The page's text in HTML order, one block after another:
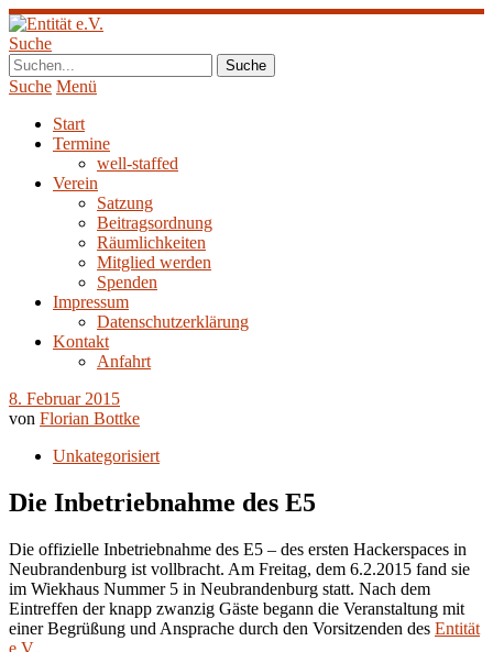
Suche
Suche Menü
Start
Termine
well-staffed
Verein
Satzung
Beitragsordnung
Räumlichkeiten
Mitglied werden
Spenden
Impressum
Datenschutzerklärung
Kontakt
Anfahrt
8. Februar 2015
von Florian Bottke
Unkategorisiert
Die Inbetriebnahme des E5
Die offizielle Inbetriebnahme des E5 – des ersten Hackerspaces in
Neubrandenburg ist vollbracht. Am Freitag, dem 6.2.2015 fand sie
im Wiekhaus Nummer 5 in Neubrandenburg statt. Nach dem
Eintreffen der knapp zwanzig Gäste begann die Veranstaltung mit
einer Begrüßung und Ansprache durch den Vorsitzenden des Entität
e.V..